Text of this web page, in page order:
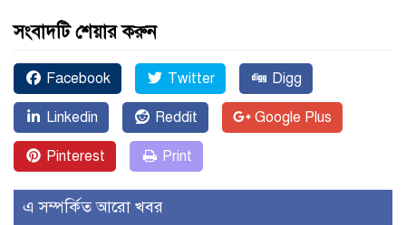
সংবাদটি শেয়ার করুন
Facebook Twitter Digg
Linkedin Reddit Google Plus
Pinterest Print
এ সম্পর্কিত আরো খবর